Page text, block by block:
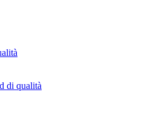
di qualità